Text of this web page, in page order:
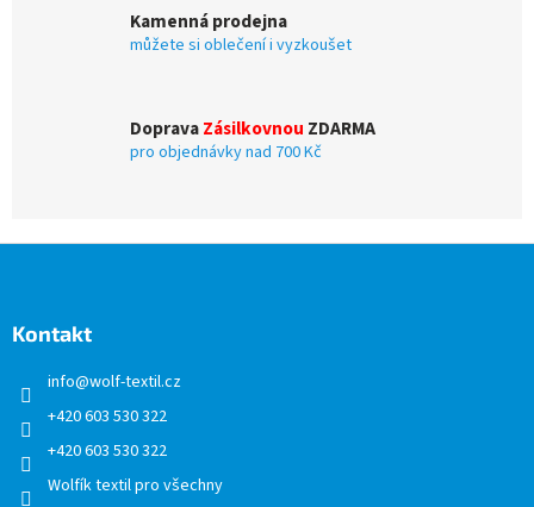
v
ý
u
Kamenná prodejna
můžete si oblečení i vyzkoušet
DopravaZásilkovnou ZDARMA
pro objednávky nad 700 Kč
Kontakt
info@wolf-textil.cz
+420 603 530 322
+420 603 530 322
Wolfík textil pro všechny